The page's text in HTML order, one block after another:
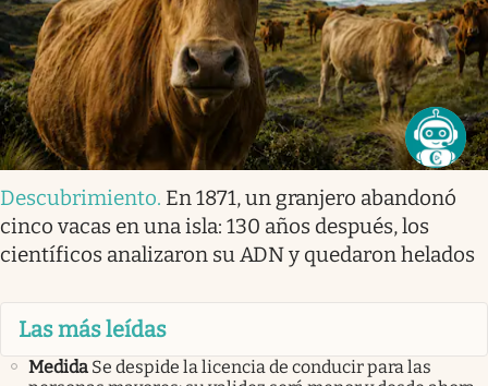
Descubrimiento. En 1871, un granjero abandonó
cinco vacas en una isla: 130 años después, los
científicos analizaron su ADN y quedaron helados
Las más leídas
Medida Se despide la licencia de conducir para las